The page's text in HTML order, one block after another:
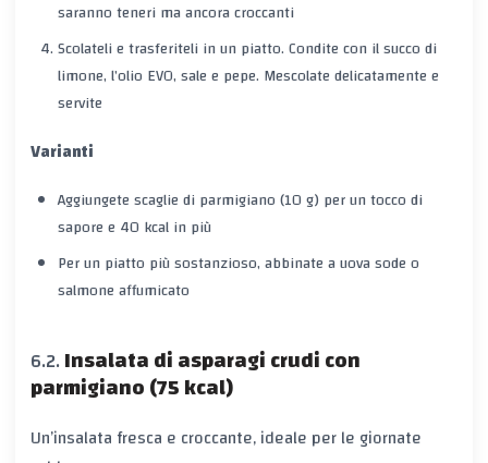
saranno teneri ma ancora croccanti
Scolateli e trasferiteli in un piatto. Condite con il succo di
limone, l’olio EVO, sale e pepe. Mescolate delicatamente e
servite
Varianti
Aggiungetescaglie di parmigiano(10 g) per un tocco di
sapore e 40 kcal in più
Per un piatto più sostanzioso, abbinate auova sodeo
salmone affumicato
Insalata di asparagi crudi con
parmigiano (75 kcal)
Un’insalata fresca e croccante, ideale per le giornate